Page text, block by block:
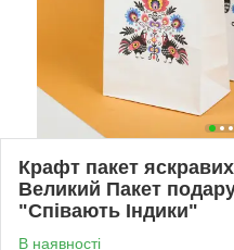
Крафт пакет
Великий Пакет
"Співають Індики"
В наявності